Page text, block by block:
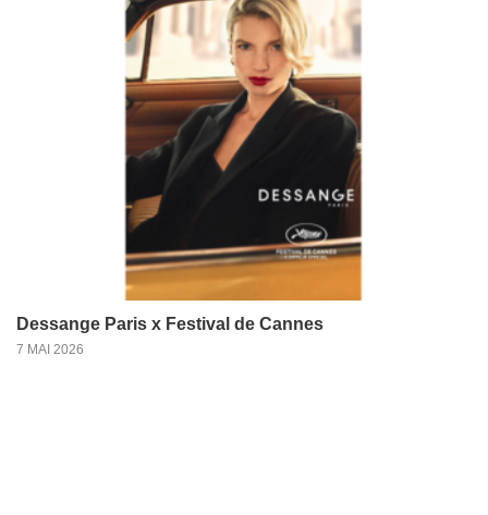
Dessange Paris x Festival de Cannes
7 MAI 2026